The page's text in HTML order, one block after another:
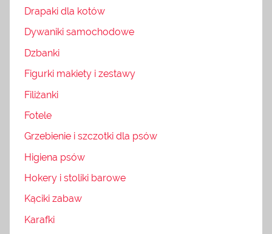
Drapaki dla kotów
Dywaniki samochodowe
Dzbanki
Figurki makiety i zestawy
Filiżanki
Fotele
Grzebienie i szczotki dla psów
Higiena psów
Hokery i stoliki barowe
Kąciki zabaw
Karafki